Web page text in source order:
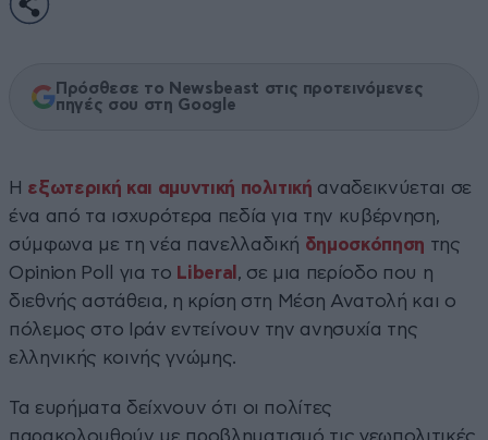
Πρόσθεσε το Newsbeast στις προτεινόμενες
πηγές σου στη Google
Η εξωτερική και αμυντική πολιτική αναδεικνύεται σε
ένα από τα ισχυρότερα πεδία για την κυβέρνηση,
σύμφωνα με τη νέα πανελλαδική δημοσκόπηση της
Opinion Poll για το Liberal , σε μια περίοδο που η
διεθνής αστάθεια, η κρίση στη Μέση Ανατολή και ο
πόλεμος στο Ιράν εντείνουν την ανησυχία της
ελληνικής κοινής γνώμης.
Τα ευρήματα δείχνουν ότι οι πολίτες
παρακολουθούν με προβληματισμό τις γεωπολιτικές